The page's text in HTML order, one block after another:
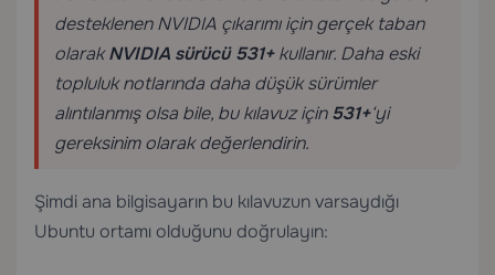
desteklenen NVIDIA çıkarımı için gerçek taban
olarakNVIDIA sürücü 531+kullanır. Daha eski
topluluk notlarında daha düşük sürümler
alıntılanmış olsa bile, bu kılavuz için531+‘yi
gereksinim olarak değerlendirin.
Şimdi ana bilgisayarın bu kılavuzun varsaydığı
Ubuntu ortamı olduğunu doğrulayın: